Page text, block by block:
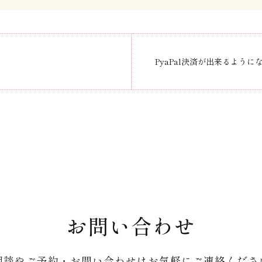
PyaPal決済が出来るように
お問い合わせ